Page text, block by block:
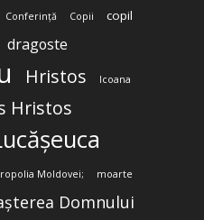
Conferință Copii
copil
dragoste
Hristos Icoana
Hristos
Moldovei; moarte
Domnului